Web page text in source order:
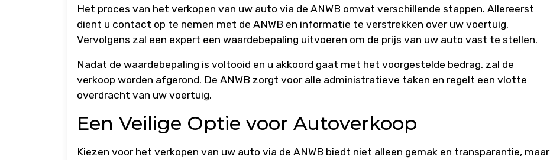
Het proces van het verkopen van uw auto via de ANWB omvat verschillende stappen. Allereerst
dient u contact op te nemen met de ANWB en informatie te verstrekken over uw voertuig.
Vervolgens zal een expert een waardebepaling uitvoeren om de prijs van uw auto vast te stellen.
Nadat de waardebepaling is voltooid en u akkoord gaat met het voorgestelde bedrag, zal de
verkoop worden afgerond. De ANWB zorgt voor alle administratieve taken en regelt een vlotte
overdracht van uw voertuig.
Een Veilige Optie voor Autoverkoop
Kiezen voor het verkopen van uw auto via de ANWB biedt niet alleen gemak en transparantie, maar